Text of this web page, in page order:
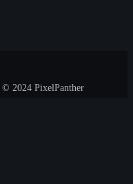
© 2024 PixelPanther